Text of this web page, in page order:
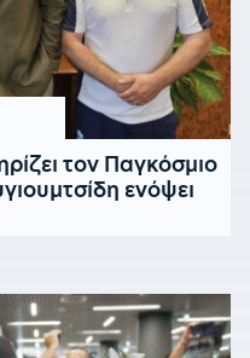
τον Παγκόσμιο
ενόψει